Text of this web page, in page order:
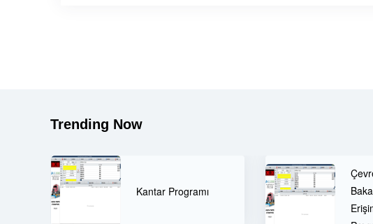
Trending Now
Bakanlığı Uzaktan